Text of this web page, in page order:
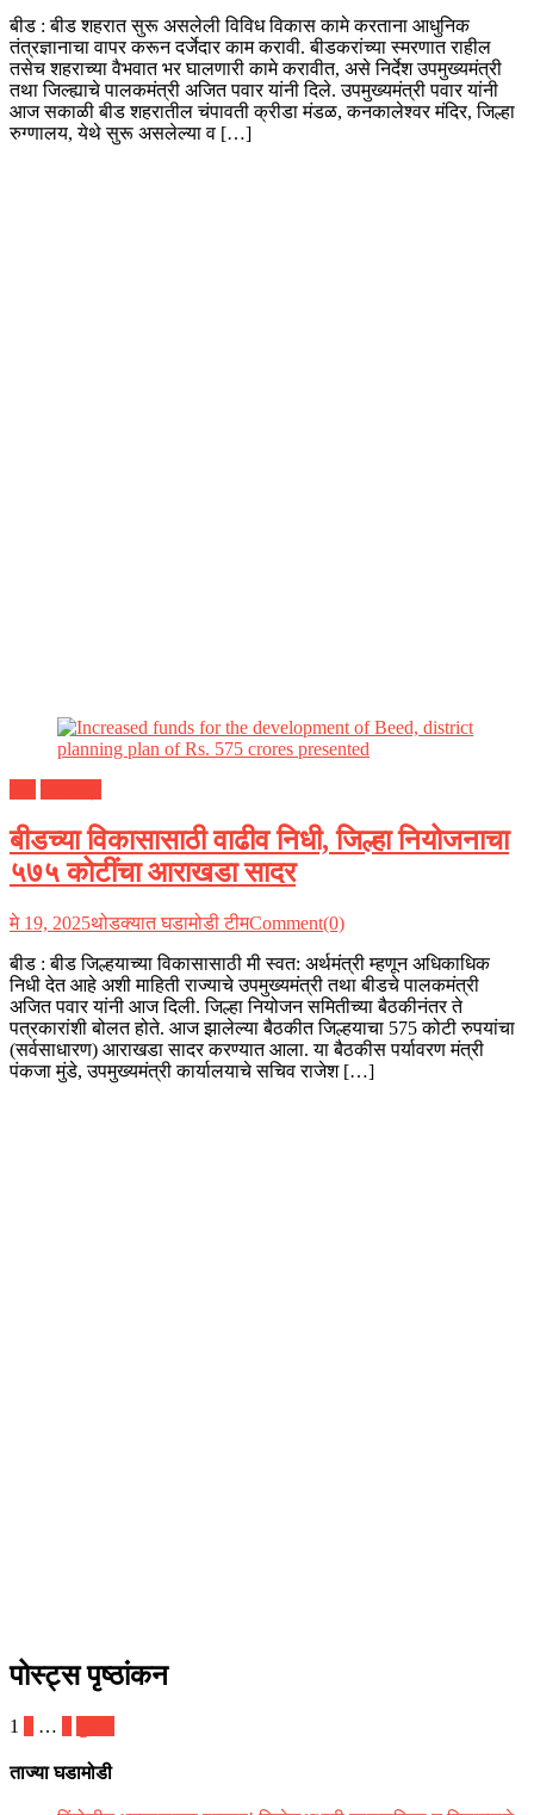
बीड : बीड शहरात सुरू असलेली विविध विकास कामे करताना आधुनिक
तंत्रज्ञानाचा वापर करून दर्जेदार काम करावी. बीडकरांच्या स्मरणात राहील
तसेच शहराच्या वैभवात भर घालणारी कामे करावीत, असे निर्देश उपमुख्यमंत्री
तथा जिल्ह्याचे पालकमंत्री अजित पवार यांनी दिले. उपमुख्यमंत्री पवार यांनी
आज सकाळी बीड शहरातील चंपावती क्रीडा मंडळ, कनकालेश्वर मंदिर, जिल्हा
रुग्णालय, येथे सुरू असलेल्या व […]
बीडच्या विकासासाठी वाढीव निधी, जिल्हा नियोजनाचा
५७५ कोटींचा आराखडा सादर
मे 19, 2025थोडक्यात घडामोडी टीमComment(0)
बीड : बीड जिल्हयाच्या विकासासाठी मी स्वत: अर्थमंत्री म्हणून अधिकाधिक
निधी देत आहे अशी माहिती राज्याचे उपमुख्यमंत्री तथा बीडचे पालकमंत्री
अजित पवार यांनी आज दिली. जिल्हा नियोजन समितीच्या बैठकीनंतर ते
पत्रकारांशी बोलत होते. आज झालेल्या बैठकीत जिल्हयाचा 575 कोटी रुपयांचा
(सर्वसाधारण) आराखडा सादर करण्यात आला. या बैठकीस पर्यावरण मंत्री
पंकजा मुंडे, उपमुख्यमंत्री कार्यालयाचे सचिव राजेश […]
पोस्ट्स पृष्ठांकन
1 …
ताज्या घडामोडी